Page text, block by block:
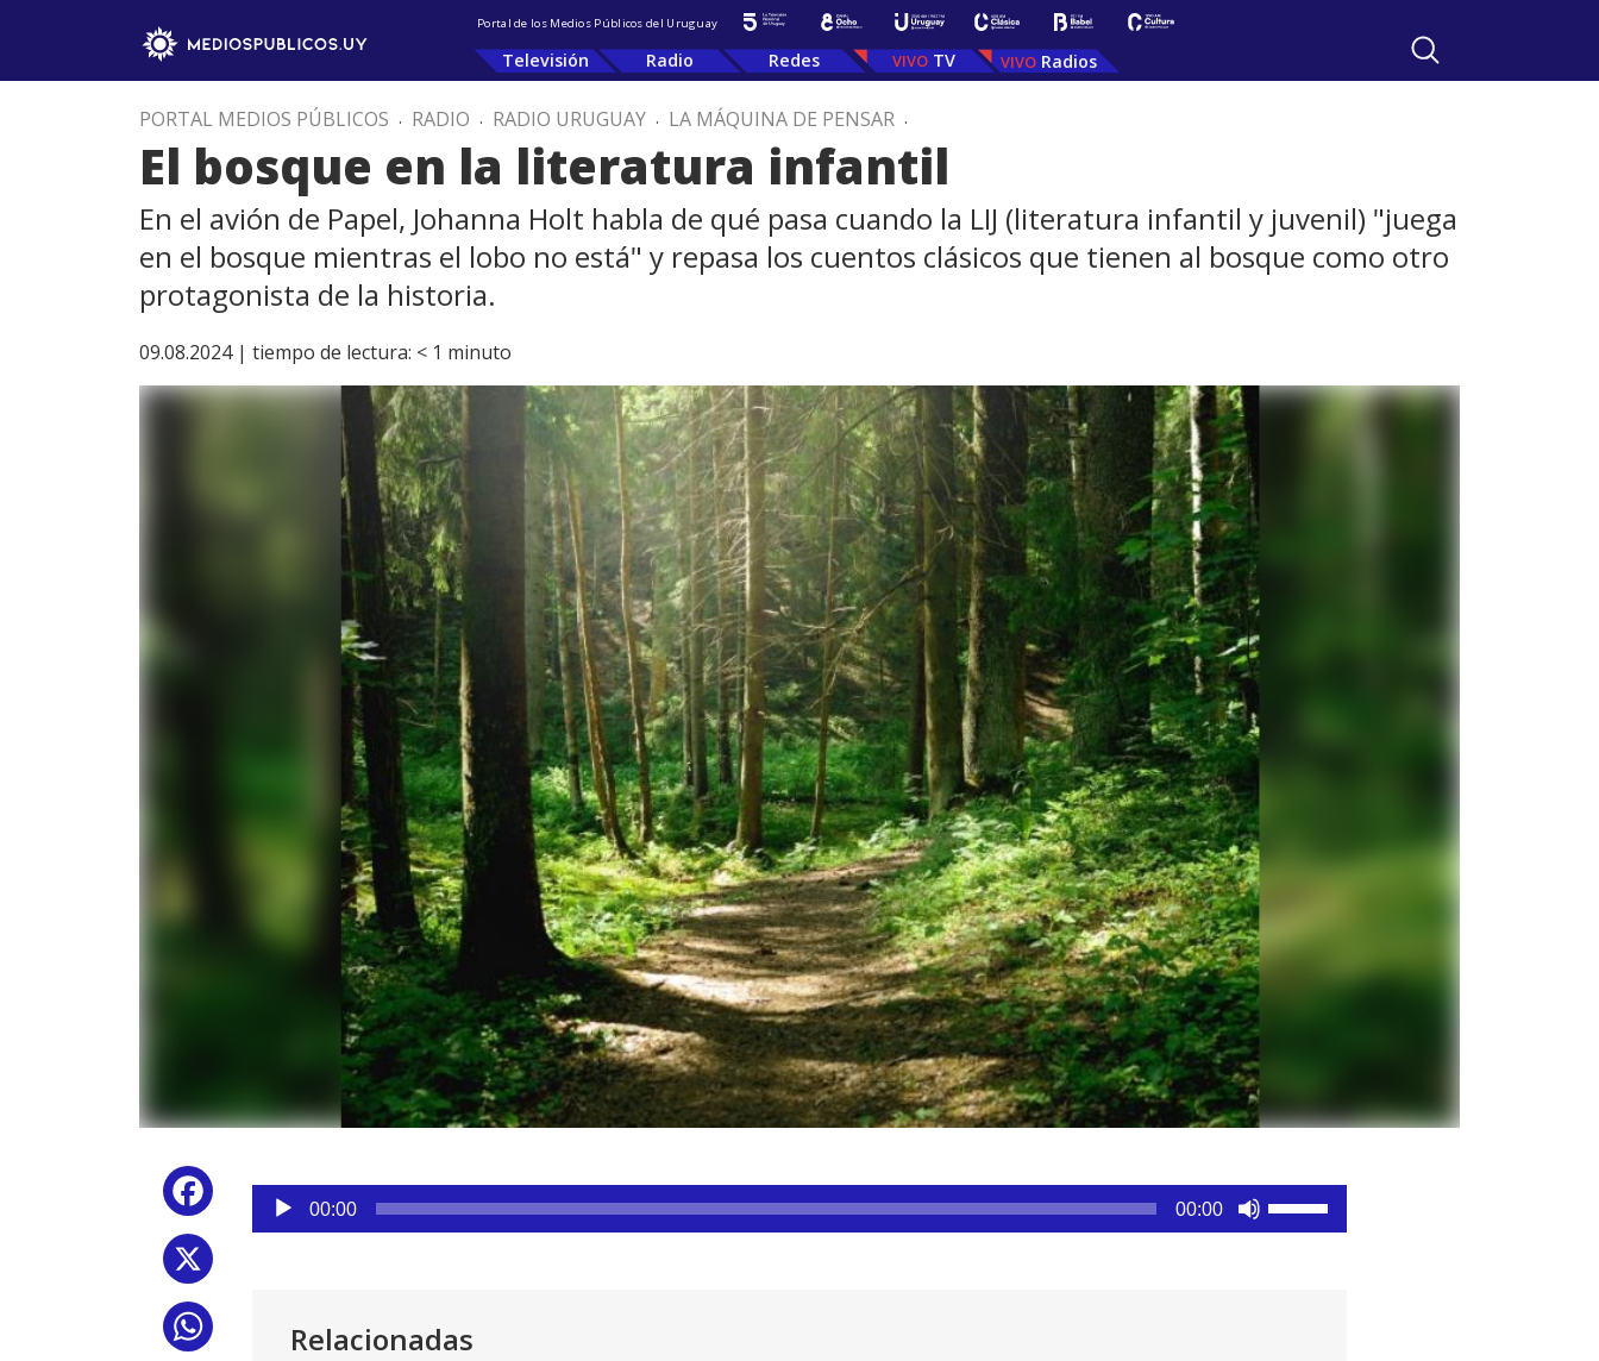
Portal de los Medios Públicos del Uruguay
Televisión Radio Redes TV Radios
PORTAL MEDIOS PÚBLICOS . RADIO . RADIO URUGUAY . LA MÁQUINA DE PENSAR .
El bosque en la literatura infantil
En el avión de Papel, Johanna Holt habla de qué pasa cuando la LIJ (literatura infantil y juvenil) "juega
en el bosque mientras el lobo no está" y repasa los cuentos clásicos que tienen al bosque como otro
protagonista de la historia.
09.08.2024 | tiempo de lectura: < 1 minuto
Facebook
WhatsApp
Reproductor
audio
00:00 00:00
Relacionadas